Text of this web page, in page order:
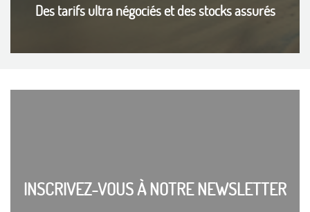
Des tarifs ultra négociés et des stocks assurés
INSCRIVEZ-VOUS À NOTRE NEWSLETTER